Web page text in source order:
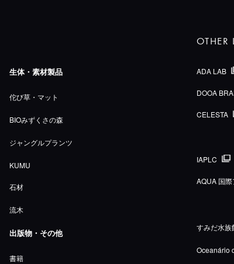
生体・素材製品
佗び草・マット
BIOみずくさの森
ジャングルプランツ
KUMU
石材
流木
出版物・その他
書籍
OTHER
ADA LAB
DOOA
CELESTA
IAPLC
AQUA 国
すみだ水族
Oceanário